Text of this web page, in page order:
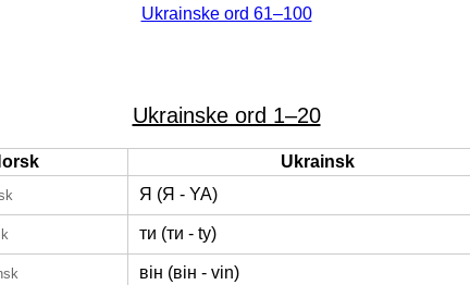
Ukrainske ord 61–100
Ukrainske ord 1–20
Ukrainsk
Я (Я - YA)
ти (ти - ty)
він (він - vin)